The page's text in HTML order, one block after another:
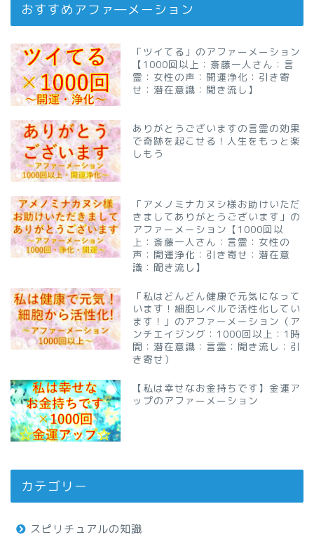
おすすめアファ―メーション
「ツイてる」のアファーメーション
【1000回以上：斎藤一人さん：言
霊：女性の声：開運浄化：引き寄
せ：潜在意識：聞き流し】
ありがとうございますの言霊の効果
で奇跡を起こせる！人生をもっと楽
しもう
「アメノミナカヌシ様お助けいただ
きましてありがとうございます」の
アファーメーション【1000回以
上：斎藤一人さん：言霊：女性の
声：開運浄化：引き寄せ：潜在意
識：聞き流し】
「私はどんどん健康で元気になって
います！細胞レベルで活性化してい
ます！」のアファーメーション（ア
ンチエイジング：1000回以上：1時
間：潜在意識：言霊：聞き流し：引
き寄せ）
【私は幸せなお金持ちです】金運ア
ップのアファーメーション
カテゴリー
スピリチュアルの知識